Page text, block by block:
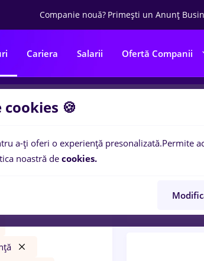
Companie nouă? Primești un Anunț
Cariera Salarii Ofertă Companii
0locuri de
🍪
a-ți oferi o experiență presonalizată.Permite
noastră de cookies.